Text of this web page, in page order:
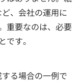
、会社の運用に
重要なのは、必要
す。
る場合の一例で